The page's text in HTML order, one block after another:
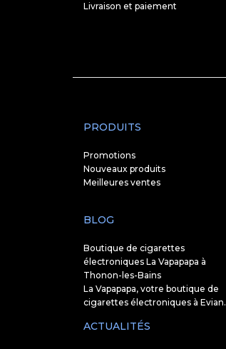
Livraison et paiement
PRODUITS
Promotions
Nouveaux produits
Meilleures ventes
BLOG
Boutique de cigarettes
électroniques La Vapapapa à
Thonon-les-Bains
La Vapapapa, votre boutique de
cigarettes électroniques à Evian.
ACTUALITÉS